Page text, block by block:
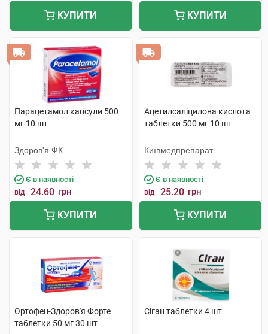
КУПИТИ КУПИТИ
Парацетамол капсули 500
мг 10 шт
Здоров'я ФК
Є в наявності
від 24.60 грн
КУПИТИ
Ацетилсаліцилова кислота
таблетки 500 мг 10 шт
Київмедпрепарат
Є в наявності
від 25.20 грн
КУПИТИ
Ортофен-Здоров'я Форте
таблетки 50 мг 30 шт
Сіган таблетки 4 шт